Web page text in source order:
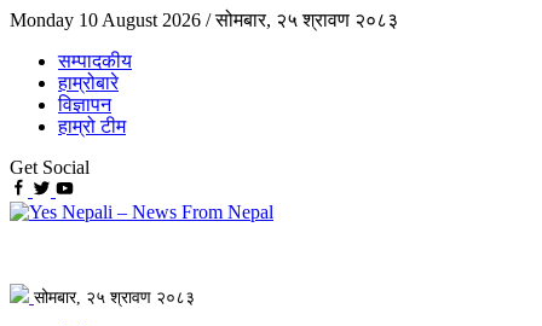
Monday 10 August 2026 /सोमबार, २५ श्रावण २०८३
सम्पादकीय
हाम्रोबारे
विज्ञापन
हाम्रो टीम
Get Social
सोमबार, २५ श्रावण २०८३